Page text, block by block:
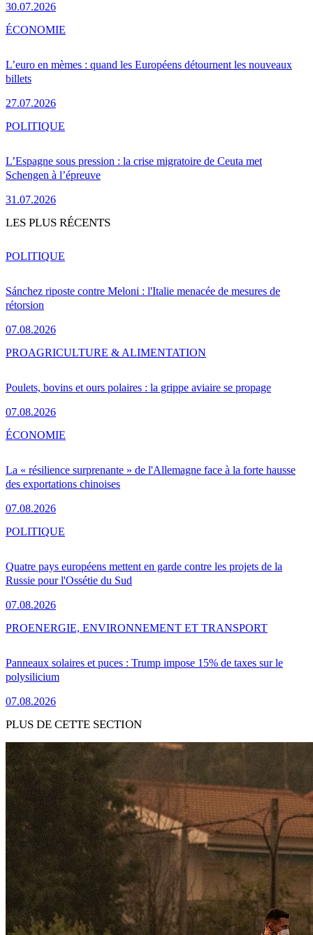
30.07.2026
L’euro en mèmes : quand les Européens détournent les nouveaux
billets
27.07.2026
ÉCONOMIE
L’Espagne sous pression : la crise migratoire de Ceuta met
Schengen à l’épreuve
31.07.2026
POLITIQUE
LES PLUS RÉCENTS
Sánchez riposte contre Meloni : l'Italie menacée de mesures de
rétorsion
07.08.2026
POLITIQUE
Poulets, bovins et ours polaires : la grippe aviaire se propage
07.08.2026
PROAGRICULTURE & ALIMENTATION
La « résilience surprenante » de l'Allemagne face à la forte hausse
des exportations chinoises
07.08.2026
ÉCONOMIE
Quatre pays européens mettent en garde contre les projets de la
Russie pour l'Ossétie du Sud
07.08.2026
POLITIQUE
Panneaux solaires et puces : Trump impose 15% de taxes sur le
polysilicium
07.08.2026
PROENERGIE, ENVIRONNEMENT ET TRANSPORT
PLUS DE CETTE SECTION